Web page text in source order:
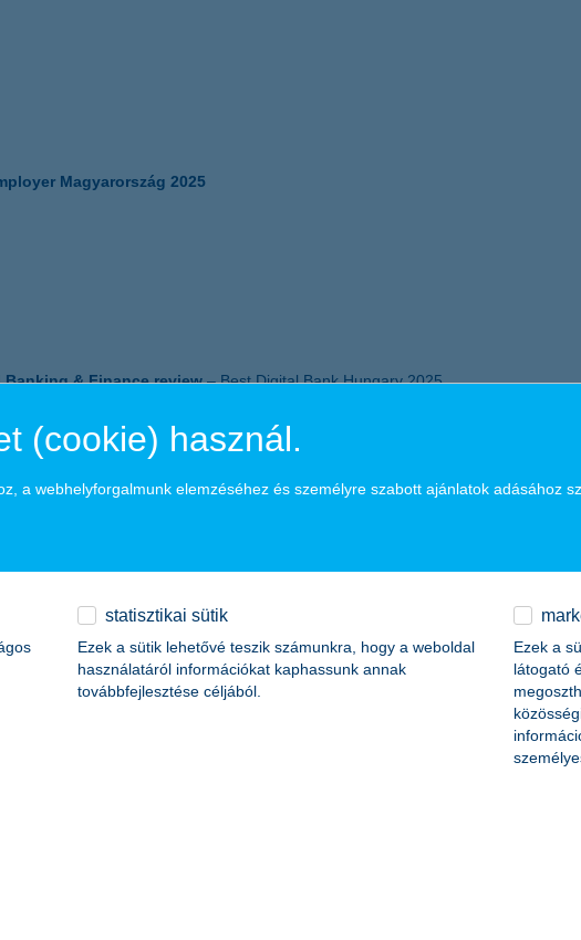
Magyarország 2025
Banking & Finance review– Best Digital Bank Hungary 2025
(cookie) használ.
a webhelyforgalmunk elemzéséhez és személyre szabott ajánlatok adásához
statisztikai sütik
Ezek a sütik lehetővé teszik számunkra, hogy a weboldal
használatáról információkat kaphassunk annak
továbbfejlesztése céljából.
Ezek a
látogató